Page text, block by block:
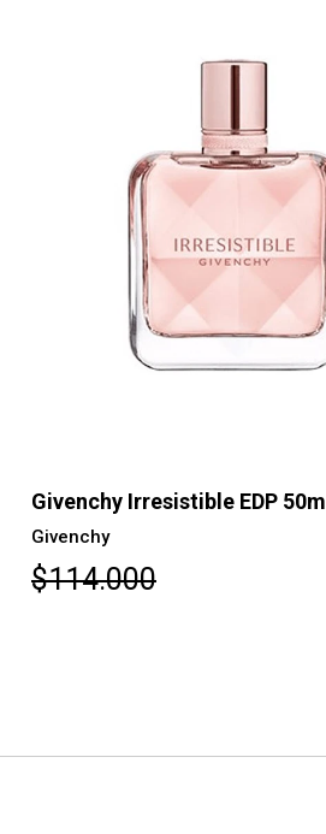
Givenchy Irresistible EDP 50ml
Givenchy
$114.000